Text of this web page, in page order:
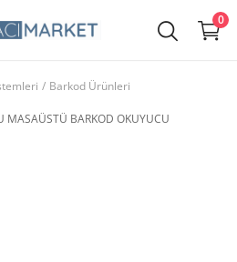
0
Barkod Ürünleri
MASAÜSTÜ BARKOD OKUYUCU